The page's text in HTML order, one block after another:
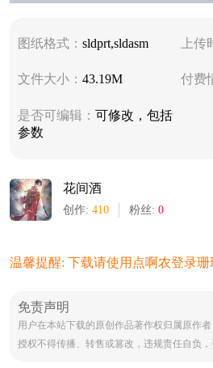
图纸格式： sldprt,sldasm 上传
文件大小： 43.19M 付费
是否可编辑： 可修改，包括
参数
花间酒
创作: 410 粉丝: 0
温馨提醒: 下载请使用点啊农登录
免责声明
用户在本站下载的原创作品著作权归属原作
授权不得传播、转售或篡改，违规责任自负